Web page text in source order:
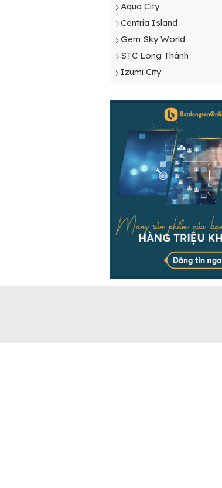
Aqua City
Centria Island
Gem Sky World
STC Long Thành
Izumi City